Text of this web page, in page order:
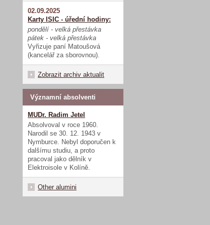
02.09.2025
Karty ISIC - úřední hodiny:
pondělí - velká přestávka
pátek - velká přestávka
Vyřizuje paní Matoušová
(kancelář za sborovnou).
Zobrazit archiv aktualit
Významní absolventi
MUDr. Radim Jetel
Absolvoval v roce 1960.
Narodil se 30. 12. 1943 v
Nymburce. Nebyl doporučen k
dalšímu studiu, a proto
pracoval jako dělník v
Elektroisole v Kolíně.
Other alumini